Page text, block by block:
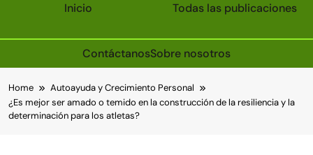
Inicio Todas las publicaciones
ContáctanosSobre nosotros
to
content
Home
Autoayuda y Crecimiento Personal
¿Es mejor ser amado o temido en la construcción de la resiliencia y la
determinación para los atletas?